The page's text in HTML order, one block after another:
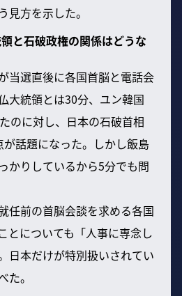
見方を示した。
と石破政権の関係はどうな
当選直後に各国首脳と電話会
大統領とは30分、ユン韓国
のに対し、日本の石破首相
話題になった。しかし飯島
かりしているから5分でも問
任前の首脳会談を求める各国
とについても「人事に専念し
日本だけが特別扱いされてい
た。